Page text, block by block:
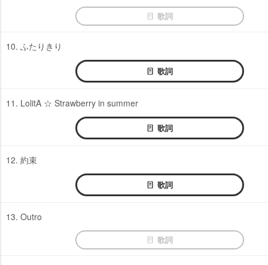
歌詞
10. ふたりきり
歌詞
11. LolitA ☆ Strawberry in summer
歌詞
12. 約束
歌詞
13. Outro
歌詞